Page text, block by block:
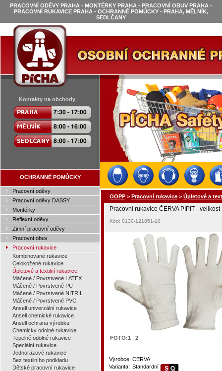
PRACOVNÍ ODĚVY PRAHA - MONTÉRKY PRAHA - PRACOVNÍ OBUV PRAHA -
PRACOVNÍ RUKAVICE PRAHA - OCHRANNÉ POMŮCKY - PRAHA, MĚLNÍK,
SEDLČANY
Kontakty na obchody
OCHRANNÉ POMŮCKY
Pracovní oděvy
Pracovní oděvy DASSY
Montérky
Reflexní oděvy
Zimní pracovní oděvy
Pracovní obuv
Pracovní rukavice
Kombinované rukavice
Celokožené rukavice
Úpletové a textilní rukavice
Máčené / Povrstvené LATEX
Máčené / Povrstvené PU
Máčené / Povrstvené NITRIL
Máčené / Povrstvené PVC
Ansell univerzální rukavice
Ansell chemické rukavice
Ansell ochrana výrobku
Chemicky odolné rukavice
Tepelně odolné rukavice
Speciální rukavice
Jednorázové rukavice
Bez textilního podkladu
Dětské pracovní rukavice
OOPP > Pracovní rukavice > Úpletové a
Pracovní rukavice ČERVA PIPIT - velikost
Kód: 0130-121851-10
FOTO:1 | 2
Výrobce: CERVA
Varianta: Standardní